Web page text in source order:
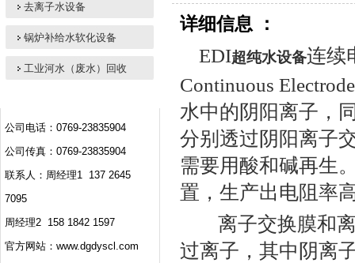
去离子水设备
锅炉补给水软化设备
工业河水（废水）回收
公司电话：0769-23835904
公司传真：0769-23835904
联系人：周经理1 137 2645
7095
周经理2 158 1842 1597
官方网站：www.dgdyscl.com
详细信息 ：
EDI超纯水设备连续
Continuous
水中的阴阳离子，
分别透过阴阳离子
需要用酸和碱再生
置，生产出电阻率
离子交换膜和
过离子，其中阴离